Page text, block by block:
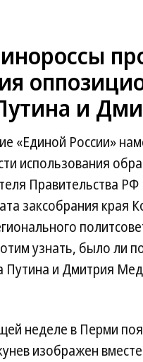
и
«Единой России»
использования
Правительства
заксобрания края
узнать, было ли
и Дмитрия
неделе в Перми
изображен